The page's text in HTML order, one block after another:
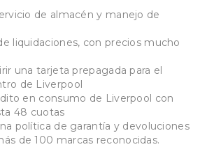
de almacén y manejo de
liquidaciones, con precios mucho
una tarjeta prepagada para el
de Liverpool
en consumo de Liverpool con
48 cuotas
política de garantía y devoluciones
de 100 marcas reconocidas.